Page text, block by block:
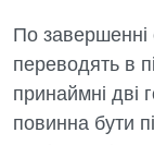
Педіатрія
По завершенні
переводять в
принаймні дві
повинна бути